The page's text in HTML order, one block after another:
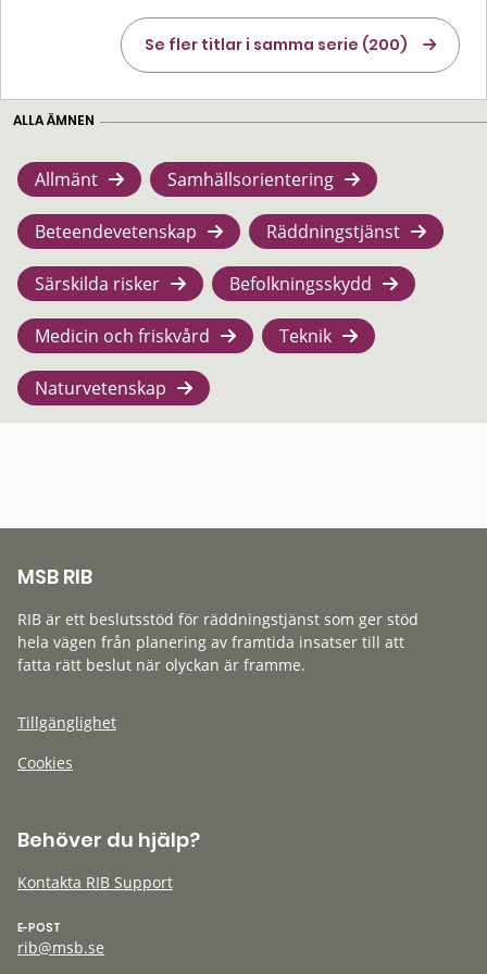
Se fler titlar i samma serie (200)
ALLA ÄMNEN
Allmänt Samhällsorientering
Beteendevetenskap Räddningstjänst
Särskilda risker Befolkningsskydd
Medicin och friskvård Teknik
Naturvetenskap
MSB RIB
RIB är ett beslutsstöd för räddningstjänst som ger stöd
hela vägen från planering av framtida insatser till att
fatta rätt beslut när olyckan är framme.
Tillgänglighet
Cookies
Behöver du hjälp?
Kontakta RIB Support
E-POST
rib@msb.se